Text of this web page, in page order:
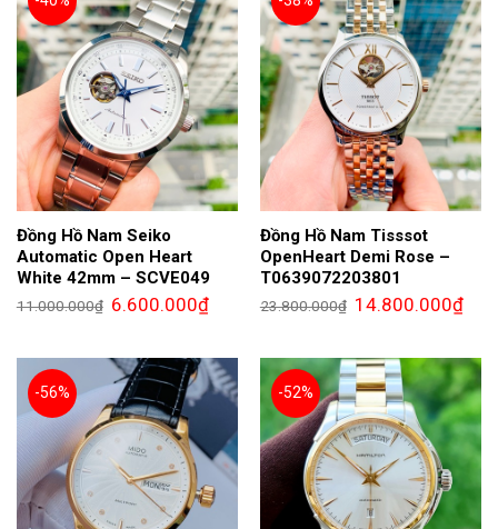
Đồng Hồ Nam Seiko
Automatic Open Heart
White 42mm – SCVE049
11.000.000₫ Giá
gốc
6.600.000₫Giá
hiện
6.600.000₫.
Đồng Hồ Nam Tisssot
OpenHeart Demi Rose –
T0639072203801
23.800.000₫ Giá
gốc
14.800.000₫Giá
hiện
-56%
-52%